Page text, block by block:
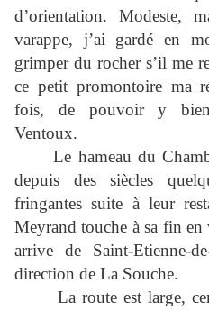
d’orientation. Modeste,
varappe, j’ai gardé en
grimper du rocher s’il me
ce petit promontoire ma
fois, de pouvoir y
Ventoux.
Le hameau du
depuis des siècles
fringantes suite à leur
Meyrand touche à sa fin
arrive de Saint-Etienne-
direction de La Souche.
La route est large,